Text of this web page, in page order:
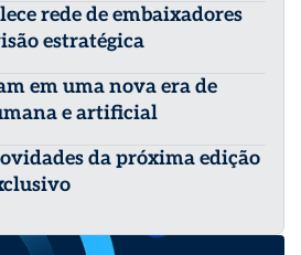
rede de embaixadores
estratégica
em uma nova era de
e artificial
da próxima edição